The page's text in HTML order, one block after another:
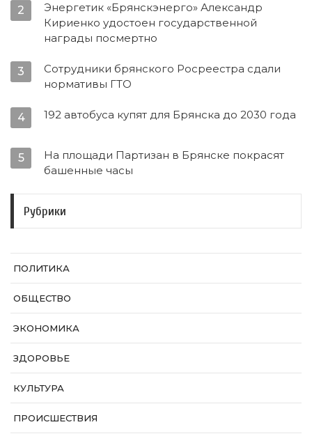
2
Энергетик «Брянскэнерго» Александр
Кириенко удостоен государственной
награды посмертно
3
Сотрудники брянского Росреестра сдали
нормативы ГТО
4 192 автобуса купят для Брянска до 2030 года
5
На площади Партизан в Брянске покрасят
башенные часы
Рубрики
ПОЛИТИКА
ОБЩЕСТВО
ЭКОНОМИКА
ЗДОРОВЬЕ
КУЛЬТУРА
ПРОИСШЕСТВИЯ